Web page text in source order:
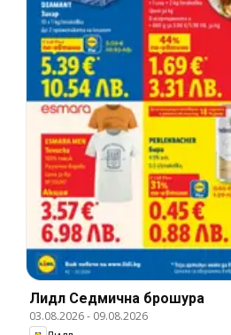
Лидл Cедмична брошура
03.08.2026- 09.08.2026